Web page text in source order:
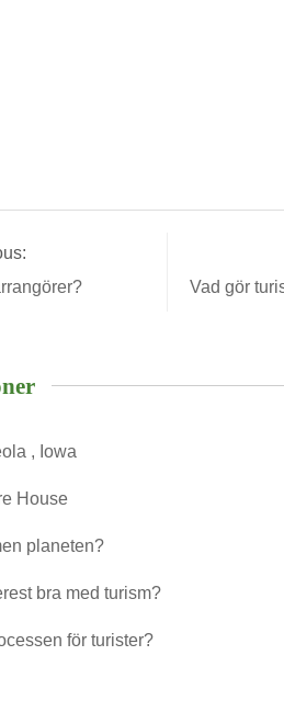
Vad gör
, Iowa
House
planeten?
bra med turism?
för turister?